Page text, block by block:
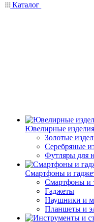
Каталог
Ювелирные изделия
Золотые
Серебряные
Футляры для
Смартфоны и
Смартфоны и
Гаджеты
Наушники и
Планшеты и